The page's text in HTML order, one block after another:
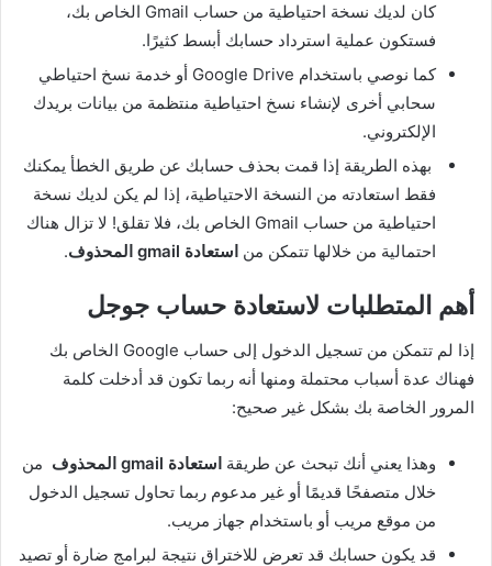
كان لديك نسخة احتياطية من حساب Gmail الخاص بك،
فستكون عملية استرداد حسابك أبسط كثيرًا.
كما نوصي باستخدام Google Drive أو خدمة نسخ احتياطي
سحابي أخرى لإنشاء نسخ احتياطية منتظمة من بيانات بريدك
الإلكتروني.
بهذه الطريقة إذا قمت بحذف حسابك عن طريق الخطأ يمكنك
فقط استعادته من النسخة الاحتياطية، إذا لم يكن لديك نسخة
احتياطية من حساب Gmail الخاص بك، فلا تقلق! لا تزال هناك
احتمالية من خلالها تتمكن من استعادة gmail المحذوف .
أهم المتطلبات لاستعادة حساب جوجل
إذا لم تتمكن من تسجيل الدخول إلى حساب Google الخاص بك
فهناك عدة أسباب محتملة ومنها أنه ربما تكون قد أدخلت كلمة
المرور الخاصة بك بشكل غير صحيح:
وهذا يعني أنك تبحث عن طريقة استعادة gmail المحذوف
من
خلال متصفحًا قديمًا أو غير مدعوم ربما تحاول تسجيل الدخول
من موقع مريب أو باستخدام جهاز مريب.
قد يكون حسابك قد تعرض للاختراق نتيجة لبرامج ضارة أو تصيد